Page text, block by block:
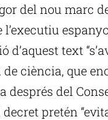
del nou marc
l’executiu
d’aquest text
ciència, que
després del
pretén